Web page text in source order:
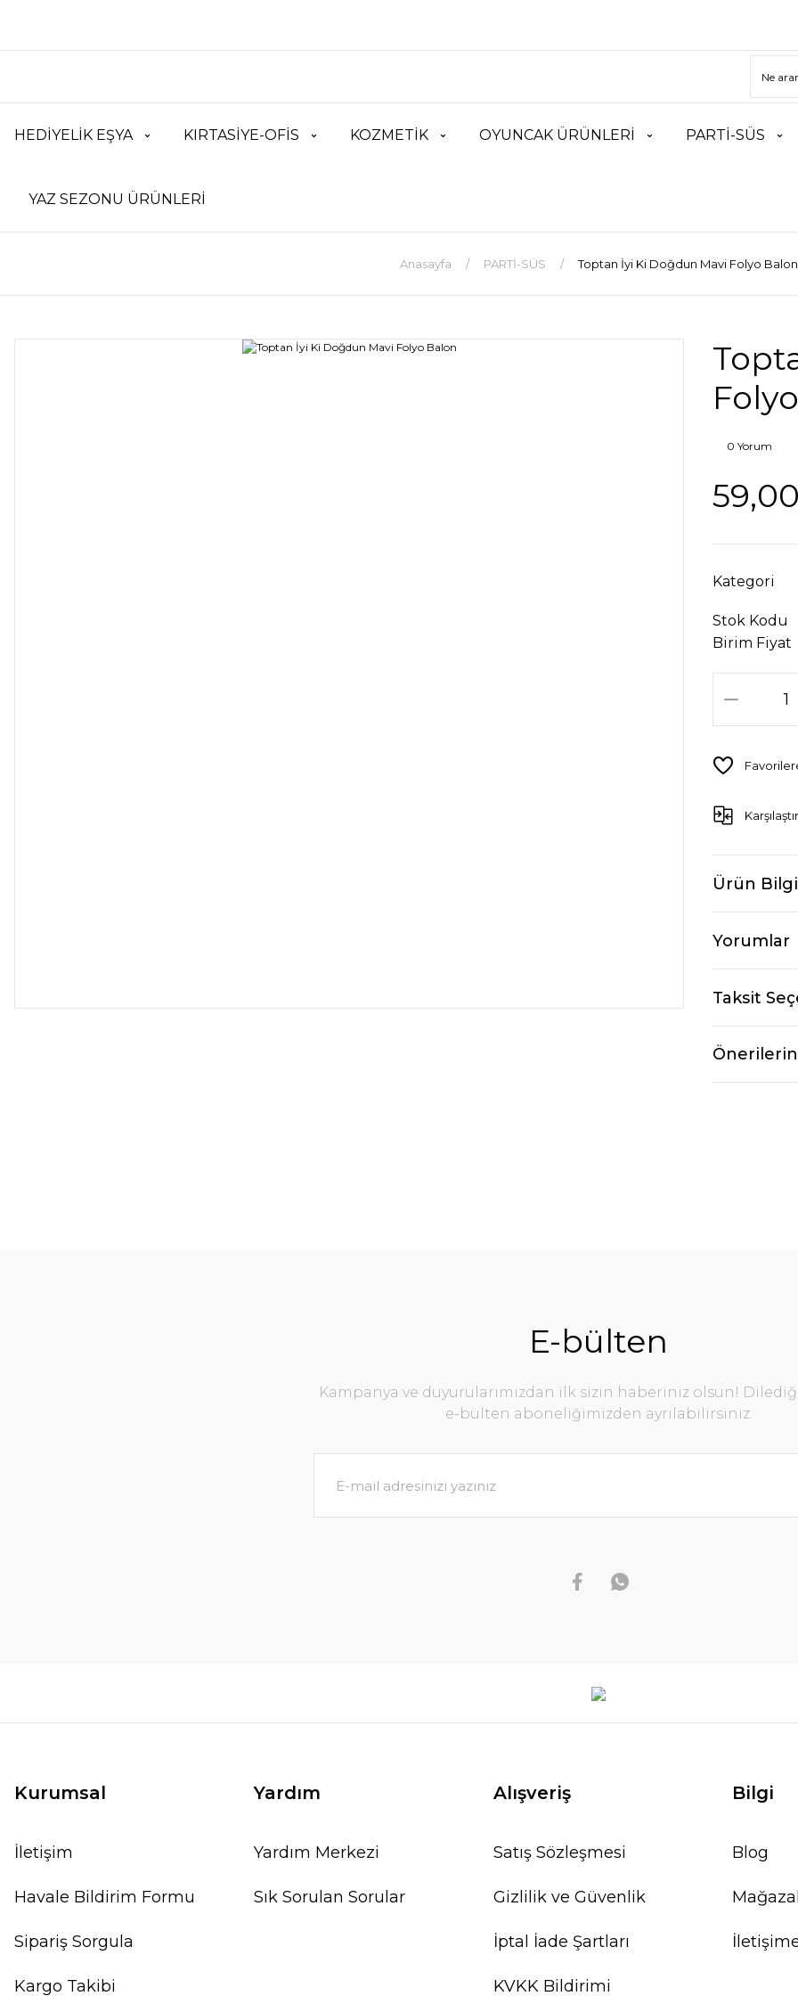
HEDİYELİK EŞYA KIRTASİYE-OFİS KOZMETİK OYUNCAK ÜRÜNLERİ PARTİ-SÜS
YAZ SEZONU ÜRÜNLERİ
Anasayfa PARTİ-SÜS Toptan İyi Ki Doğdun Mavi Folyo Balon
0 Yorum
Kategori
Stok Kodu
Birim Fiyat
Karşılaştır
Ürün
Yorumlar
Taksit
E-bülten
Kampanya ve duyurularımızdan ilk sizin haberiniz olsun!
e-bülten aboneliğimizden ayrılabilirsiniz.
Kurumsal
İletişim
Havale Bildirim Formu
Sipariş Sorgula
Kargo Takibi
Yardım
Yardım Merkezi
Sık Sorulan Sorular
Alışveriş
Satış Sözleşmesi
Gizlilik ve Güvenlik
İptal İade Şartları
KVKK Bildirimi
Bilgi
Blog